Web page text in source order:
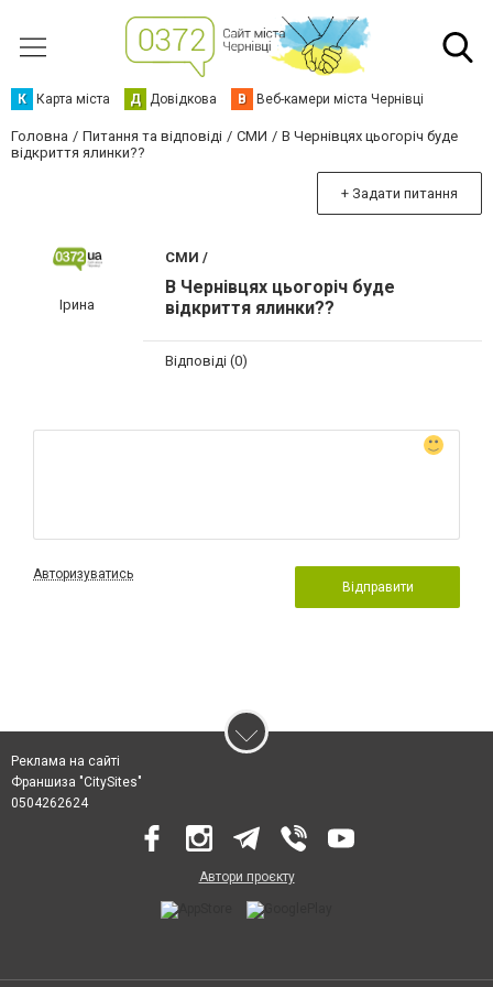
К Карта міста Д Довідкова В Веб-камери міста Чернівці
Головна Питання та відповіді СМИ
В Чернівцях цьогоріч буде
відкриття ялинки??
+ Задати питання
Ірина
СМИ /
В Чернівцях цьогоріч буде
відкриття ялинки??
Відповіді (0)
Авторизуватись
Відправити
Реклама на сайті
Франшиза "CitySites"
0504262624
Автори проєкту